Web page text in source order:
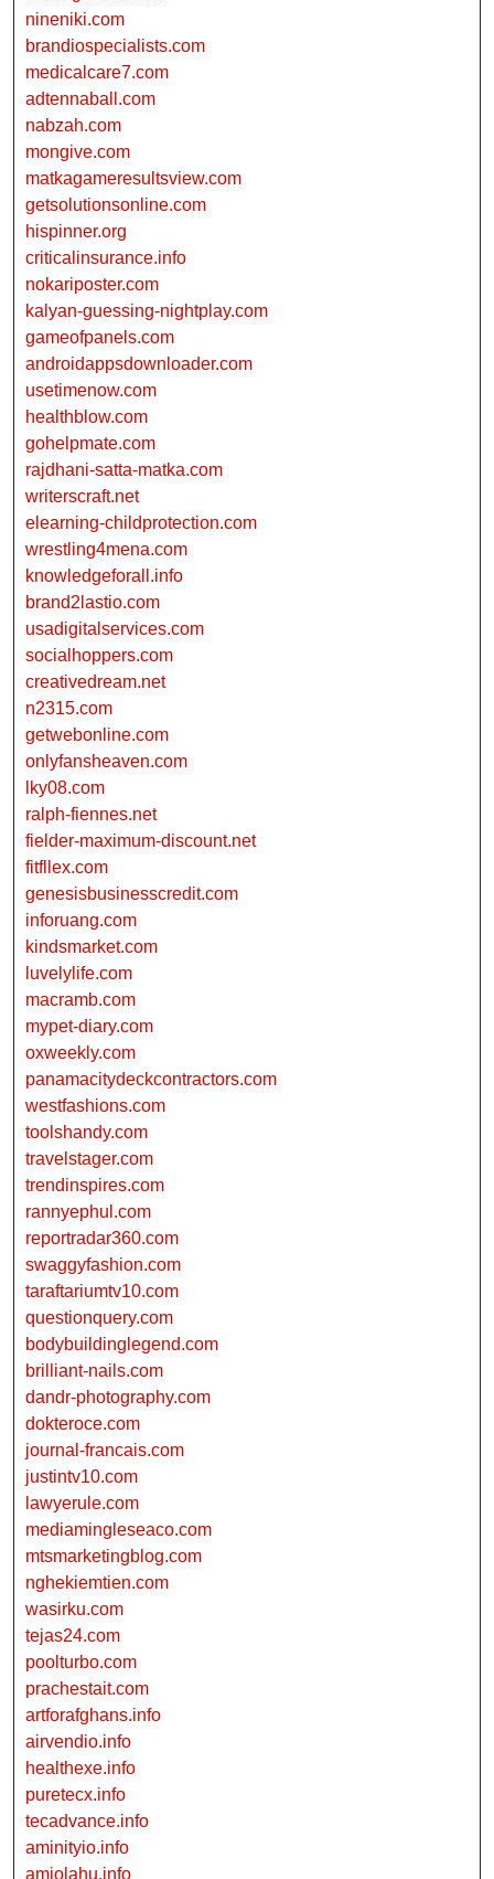
nineniki.com
brandiospecialists.com
medicalcare7.com
adtennaball.com
nabzah.com
mongive.com
matkagameresultsview.com
getsolutionsonline.com
hispinner.org
criticalinsurance.info
nokariposter.com
kalyan-guessing-nightplay.com
gameofpanels.com
androidappsdownloader.com
usetimenow.com
healthblow.com
gohelpmate.com
rajdhani-satta-matka.com
writerscraft.net
elearning-childprotection.com
wrestling4mena.com
knowledgeforall.info
brand2lastio.com
usadigitalservices.com
socialhoppers.com
creativedream.net
n2315.com
getwebonline.com
onlyfansheaven.com
lky08.com
ralph-fiennes.net
fielder-maximum-discount.net
fitfllex.com
genesisbusinesscredit.com
inforuang.com
kindsmarket.com
luvelylife.com
macramb.com
mypet-diary.com
oxweekly.com
panamacitydeckcontractors.com
westfashions.com
toolshandy.com
travelstager.com
trendinspires.com
rannyephul.com
reportradar360.com
swaggyfashion.com
taraftariumtv10.com
questionquery.com
bodybuildinglegend.com
brilliant-nails.com
dandr-photography.com
dokteroce.com
journal-francais.com
justintv10.com
lawyerule.com
mediamingleseaco.com
mtsmarketingblog.com
nghekiemtien.com
wasirku.com
tejas24.com
poolturbo.com
prachestait.com
artforafghans.info
airvendio.info
healthexe.info
puretecx.info
tecadvance.info
aminityio.info
amiolahu.info